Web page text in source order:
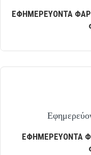
ΕΦΗΜΕΡΕΥΟΝΤΑ
ΕΦΗΜΕΡΕΥΟΝΤΑ